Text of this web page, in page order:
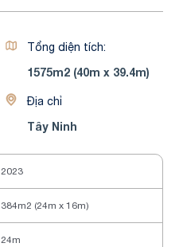
Tổng diện tích:
1575m2 (40m x 39.4m)
Địa chỉ
Tây Ninh
2023
384m2 (24m x 16m)
24m